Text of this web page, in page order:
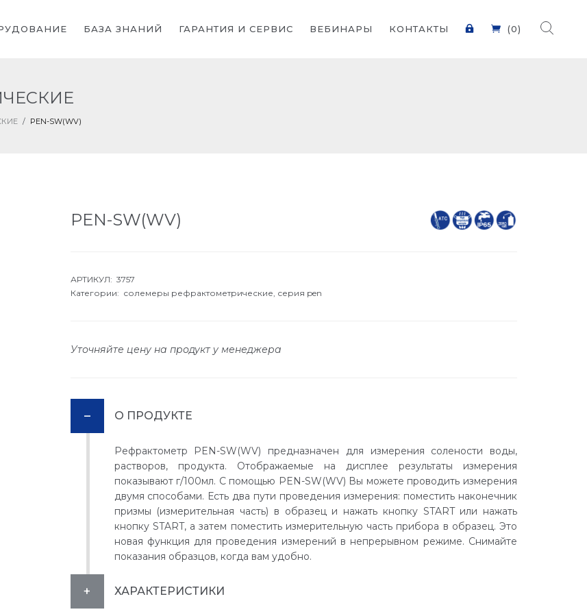
БАЗА ЗНАНИЙ ГАРАНТИЯ И СЕРВИС ВЕБИНАРЫ КОНТАКТЫ (0)
/ PEN-SW(WV)
PEN-SW(WV)
АРТИКУЛ: 3757
Категории: солемеры рефрактометрические, серия pen
Уточняйте цену на продукт у менеджера
О ПРОДУКТЕ
Рефрактометр PEN-SW(WV) предназначен для измерения солености воды,
растворов, продукта. Отображаемые на дисплее результаты измерения
показывают г/100мл. С помощью PEN-SW(WV) Вы можете проводить измерения
двумя способами. Есть два пути проведения измерения: поместить наконечник
призмы (измерительная часть) в образец и нажать кнопку START или нажать
кнопку START, а затем поместить измерительную часть прибора в образец. Это
новая функция для проведения измерений в непрерывном режиме. Cнимайте
показания образцов, когда вам удобно.
ХАРАКТЕРИСТИКИ